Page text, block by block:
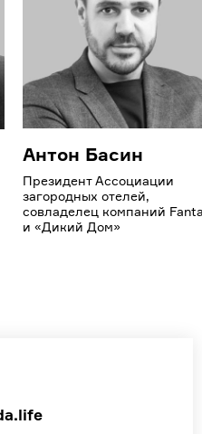
Антон Басин
Президент Ассоциации
загородных отелей,
совладелец компаний
и «Дикий Дом»